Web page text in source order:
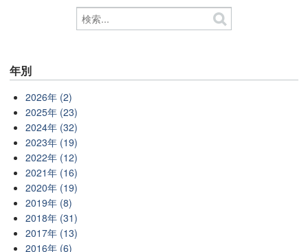
年別
2026年 (2)
2025年 (23)
2024年 (32)
2023年 (19)
2022年 (12)
2021年 (16)
2020年 (19)
2019年 (8)
2018年 (31)
2017年 (13)
2016年 (6)